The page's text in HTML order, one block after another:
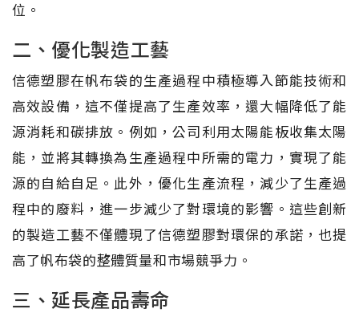
位。
二、優化製造工藝
信德塑膠在帆布袋的生產過程中積極導入節能技術和
高效設備，這不僅提高了生產效率，還大幅降低了能
源消耗和碳排放。例如，公司利用太陽能板收集太陽
能，並將其轉換為生產過程中所需的電力，實現了能
源的自給自足。此外，優化生產流程，減少了生產過
程中的廢料，進一步減少了對環境的影響。這些創新
的製造工藝不僅體現了信德塑膠對環保的承諾，也提
高了帆布袋的整體質量和市場競爭力。
三、延長產品壽命